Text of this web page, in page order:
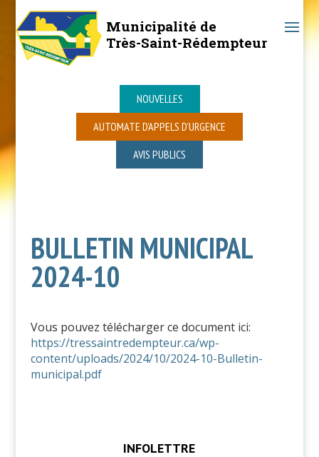
Municipalité de
Très-Saint-Rédempteur
NOUVELLES
AUTOMATE D’APPELS D’URGENCE
AVIS PUBLICS
BULLETIN MUNICIPAL
2024-10
Vous pouvez télécharger ce document ici:
https://tressaintredempteur.ca/wp-
content/uploads/2024/10/2024-10-Bulletin-
municipal.pdf
INFOLETTRE